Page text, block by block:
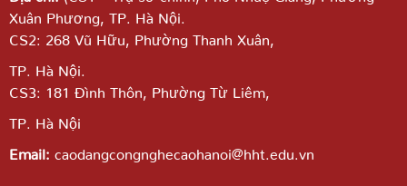
Xuân Phương, TP. Hà Nội.
CS2: 268 Vũ Hữu, Phường Thanh Xuân,
TP. Hà Nội.
CS3: 181 Đình Thôn, Phường Từ Liêm,
TP. Hà Nội
Email: caodangcongnghecaohanoi@hht.edu.vn